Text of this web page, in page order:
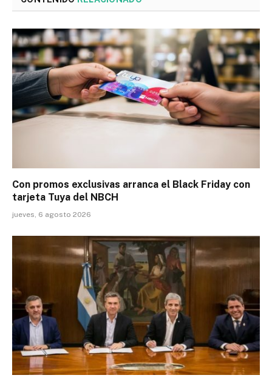
Con promos exclusivas arranca el Black Friday con
tarjeta Tuya del NBCH
jueves, 6 agosto 2026